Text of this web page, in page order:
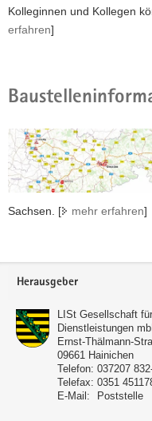
Kolleginnen und Kollegen
erfahren]
Sachsen. [
mehr erfahren]
Footer-
Herausgeber
LISt Gesellschaft
Dienstleistungen
Ernst-Thälmann-
09661 Hainichen
Telefon: 037207
Telefax: 0351
E-Mail:
Poststelle